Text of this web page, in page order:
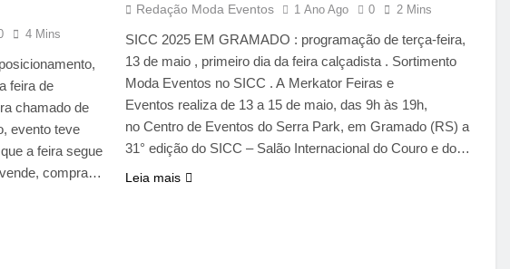
4 Mins
feira de
chamado de
evento teve
a feira segue
compra…
Redação Moda Eventos 1 Ano Ago 0 2 Mins
SICC 2025 EM GRAMADO : programação de terça-feira,
13 de maio , primeiro dia da feira calçadista . Sortimento
Moda Eventos no SICC . A Merkator Feiras e
Eventos realiza de 13 a 15 de maio, das 9h às 19h,
no Centro de Eventos do Serra Park, em Gramado (RS) a
31° edição do SICC – Salão Internacional do Couro e do…
Leia mais